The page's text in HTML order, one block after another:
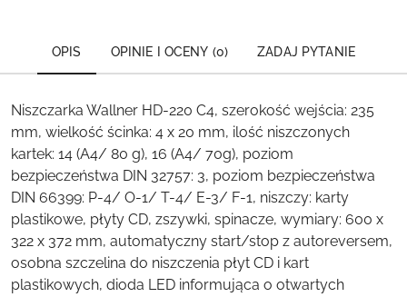
OPIS OPINIE I OCENY (0) ZADAJ PYTANIE
Niszczarka Wallner HD-220 C4, szerokość wejścia: 235
mm, wielkość ścinka: 4 x 20 mm, ilość niszczonych
kartek: 14 (A4/ 80 g), 16 (A4/ 70g), poziom
bezpieczeństwa DIN 32757: 3, poziom bezpieczeństwa
DIN 66399: P-4/ O-1/ T-4/ E-3/ F-1, niszczy: karty
plastikowe, płyty CD, zszywki, spinacze, wymiary: 600 x
322 x 372 mm, automatyczny start/stop z autoreversem,
osobna szczelina do niszczenia płyt CD i kart
plastikowych, dioda LED informująca o otwartych